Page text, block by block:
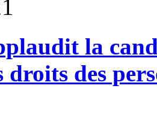
la
droits des